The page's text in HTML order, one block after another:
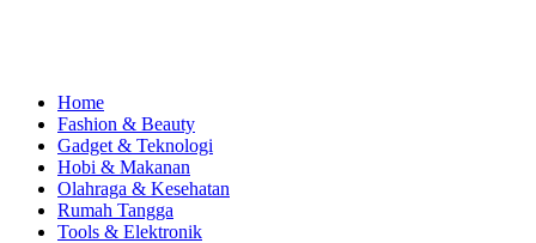
Home
Fashion & Beauty
Gadget & Teknologi
Hobi & Makanan
Olahraga & Kesehatan
Rumah Tangga
Tools & Elektronik